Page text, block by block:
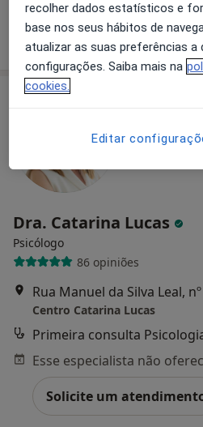
Solicite um
Dra. Catarina Lucas
Psicólogo
86 opiniões
Rua Manuel da Silva Leal,
Centro Catarina Lucas
Primeira consulta
Solicite um
recolher dados estatísticos e
base nos seus hábitos de
atualizar as suas preferências a
configurações. Saiba mais na
cookies.
Editar